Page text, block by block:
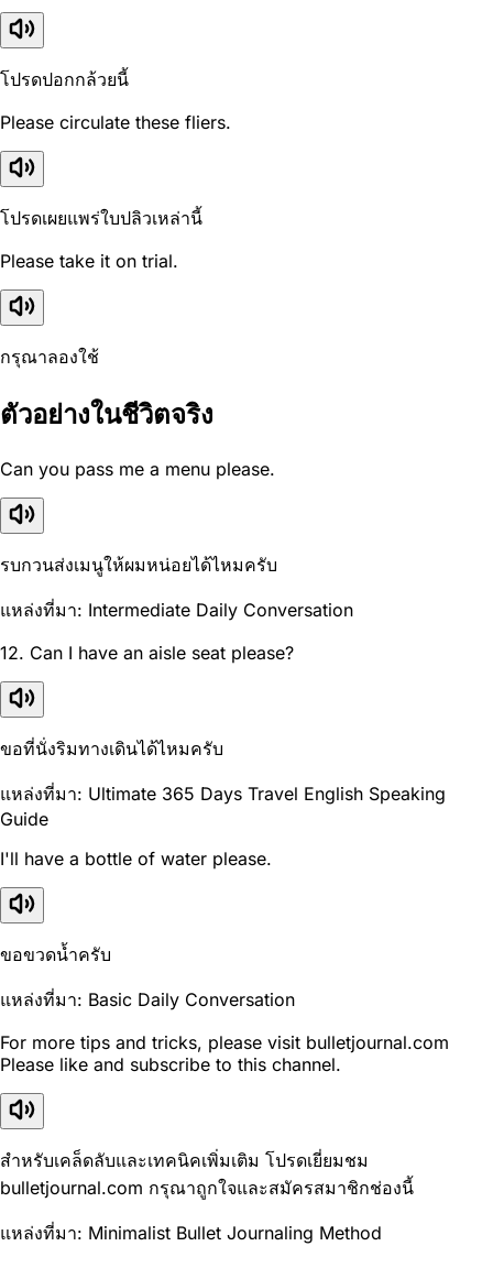
โปรดปอกกล้วยนี้
Please circulate these fliers.
โปรดเผยแพร่ใบปลิวเหล่านี้
Please take it on trial.
กรุณาลองใช้
ตัวอย่างในชีวิตจริง
Can you pass me a menu please.
รบกวนส่งเมนูให้ผมหน่อยได้ไหมครับ
แหล่งที่มา: Intermediate Daily Conversation
12. Can I have an aisle seat please?
ขอที่นั่งริมทางเดินได้ไหมครับ
แหล่งที่มา: Ultimate 365 Days Travel English Speaking
Guide
I'll have a bottle of water please.
ขอขวดน้ำครับ
แหล่งที่มา: Basic Daily Conversation
For more tips and tricks, please visit bulletjournal.com
Please like and subscribe to this channel.
สำหรับเคล็ดลับและเทคนิคเพิ่มเติม โปรดเยี่ยมชม
bulletjournal.com กรุณาถูกใจและสมัครสมาชิกช่องนี้
แหล่งที่มา: Minimalist Bullet Journaling Method